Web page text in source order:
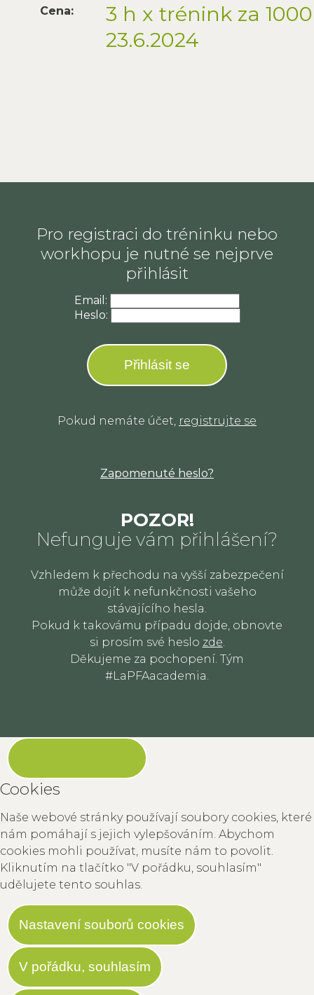
Cena:
3 h x trénink za
23.6.2024
Pro registraci do tréninku nebo
workhopu je nutné se nejprve
přihlásit
Email:
Heslo:
Přihlásit se
Pokud nemáte účet, registrujte se
Zapomenuté heslo?
POZOR!
Nefunguje vám přihlášení?
Vzhledem k přechodu na vyšší zabezpečení
může dojít k nefunkčnosti vašeho
stávajícího hesla.
Pokud k takovámu případu dojde, obnovte
si prosím své heslo zde
Děkujeme za pochopení. Tým
#LaPFAacademia.
Cookies
Naše webové stránky používají soubory cookies, které
nám pomáhají s jejich vylepšováním. Abychom
cookies mohli používat, musíte nám to povolit.
Kliknutím na tlačítko "V pořádku, souhlasím"
udělujete tento souhlas.
Nastavení souborů cookies
V pořádku, souhlasím